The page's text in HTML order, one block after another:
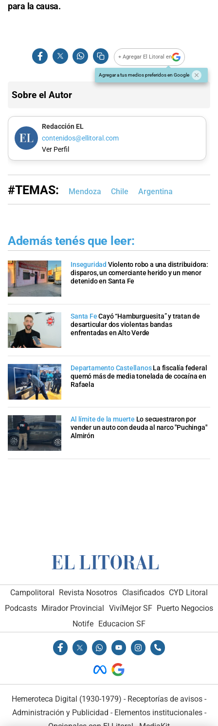
para la causa.
+ Agregar El Litoral en
Agregar a tus medios preferidos en Google
Sobre el Autor
Redacción EL
contenidos@ellitoral.com
Ver Perfil
#TEMAS: Mendoza Chile Argentina
Además tenés que leer:
Inseguridad Violento robo a una distribuidora:
disparos, un comerciante herido y un menor
detenido en Santa Fe
Santa Fe Cayó “Hamburguesita” y tratan de
desarticular dos violentas bandas
enfrentadas en Alto Verde
Departamento Castellanos La fiscalía federal
quemó más de media tonelada de cocaína en
Rafaela
Al límite de la muerte Lo secuestraron por
vender un auto con deuda al narco "Puchinga"
Almirón
Campolitoral Revista Nosotros Clasificados CYD Litoral
Podcasts Mirador Provincial VivíMejor SF Puerto Negocios
Notife Educacion SF
Hemeroteca Digital (1930-1979) - Receptorías de avisos -
Administración y Publicidad - Elementos institucionales-